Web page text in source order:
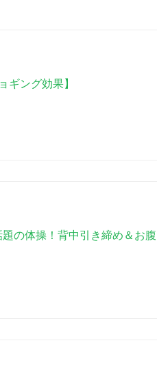
ギング効果】
の体操！背中引き締め＆お腹